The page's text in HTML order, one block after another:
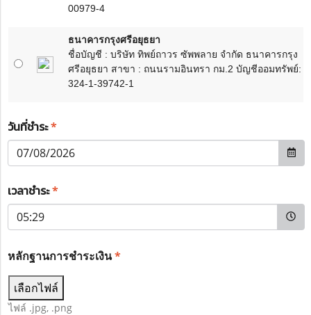
00979-4
ธนาคารกรุงศรีอยุธยา
ชื่อบัญชี : บริษัท ทิพย์ถาวร ซัพพลาย จำกัด ธนาคารกรุง
ศรีอยุธยา สาขา : ถนนรามอินทรา กม.2 บัญชีออมทรัพย์:
324-1-39742-1
วันที่ชำระ*
เวลาชำระ*
หลักฐานการชำระเงิน*
เลือกไฟล์
ไฟล์ .jpg, .png